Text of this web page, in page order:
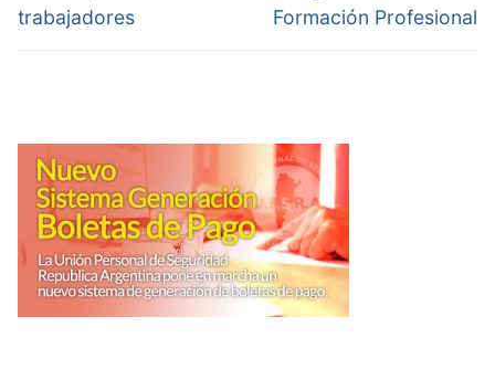
trabajadores
Formación Profesional